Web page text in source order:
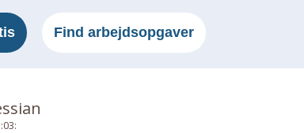
Find arbejdsopgaver
: